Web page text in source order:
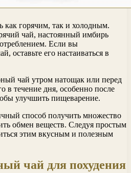
горячим, так и холодным.
чай, настоянный имбирь
Если вы
оставьте его настаиваться в
чай утром натощак или перед
в течение дня, особенно после
улучшить пищеварение.
способ получить множество
обмен веществ. Следуя простым
этим вкусным и полезным
чай для похудения